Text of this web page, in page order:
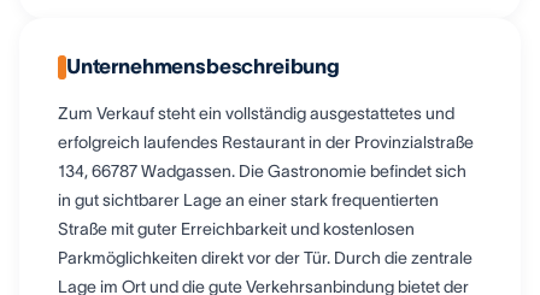
Unternehmensbeschreibung
Zum Verkauf steht ein vollständig ausgestattetes und
erfolgreich laufendes Restaurant in der Provinzialstraße
134, 66787 Wadgassen. Die Gastronomie befindet sich
in gut sichtbarer Lage an einer stark frequentierten
Straße mit guter Erreichbarkeit und kostenlosen
Parkmöglichkeiten direkt vor der Tür. Durch die zentrale
Lage im Ort und die gute Verkehrsanbindung bietet der